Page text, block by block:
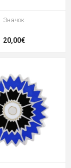
Значок
20,00€